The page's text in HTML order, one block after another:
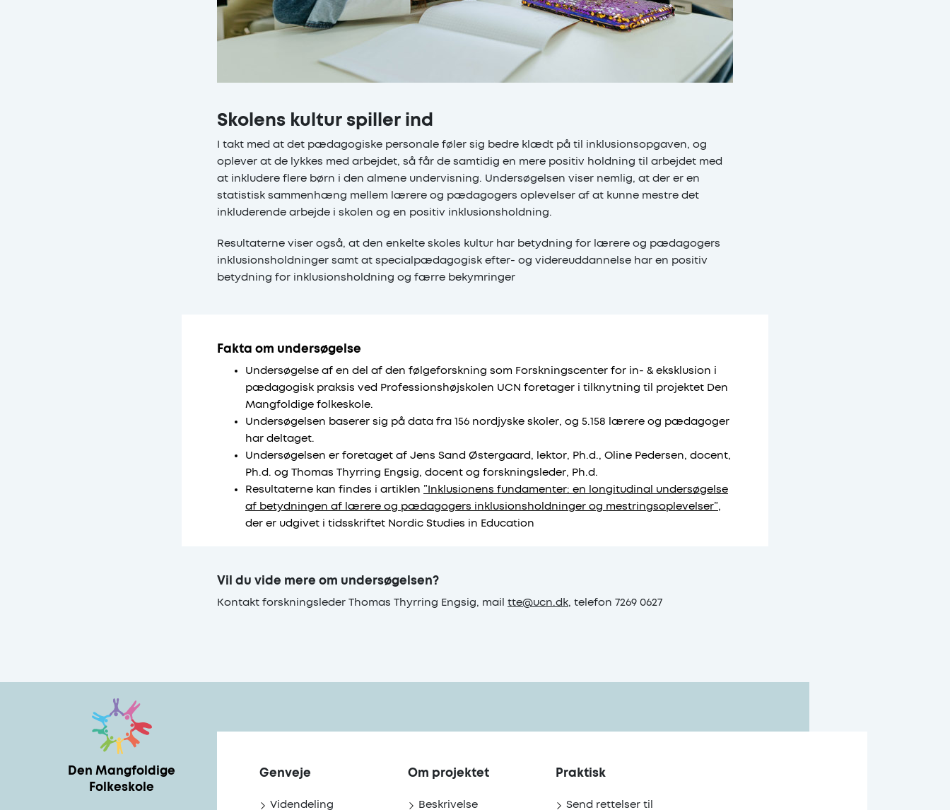
Skolens kultur spiller ind
I takt med at det pædagogiske personale føler sig bedre klædt på til inklusionsopgaven, og
oplever at de lykkes med arbejdet, så får de samtidig en mere positiv holdning til arbejdet med
at inkludere flere børn i den almene undervisning. Undersøgelsen viser nemlig, at der er en
statistisk sammenhæng mellem lærere og pædagogers oplevelser af at kunne mestre det
inkluderende arbejde i skolen og en positiv inklusionsholdning.
Resultaterne viser også, at den enkelte skoles kultur har betydning for lærere og pædagogers
inklusionsholdninger samt at specialpædagogisk efter- og videreuddannelse har en positiv
betydning for inklusionsholdning og færre bekymringer
Fakta om undersøgelse
Undersøgelse af en del af den følgeforskning som Forskningscenter for in- & eksklusion i
pædagogisk praksis ved Professionshøjskolen UCN foretager i tilknytning til projektet Den
Mangfoldige folkeskole.
Undersøgelsen baserer sig på data fra 156 nordjyske skoler, og 5.158 lærere og pædagoger
har deltaget.
Undersøgelsen er foretaget af Jens Sand Østergaard, lektor, Ph.d., Oline Pedersen, docent,
Ph.d. og Thomas Thyrring Engsig, docent og forskningsleder, Ph.d.
Resultaterne kan findes i artiklen ”Inklusionens fundamenter: en longitudinal undersøgelse
af betydningen af lærere og pædagogers inklusionsholdninger og mestringsoplevelser”,
der er udgivet i tidsskriftet Nordic Studies in Education
Vil du vide mere om undersøgelsen?
Kontakt forskningsleder Thomas Thyrring Engsig, mail tte@ucn.dk, telefon 7269 0627
Den Mangfoldige
Folkeskole
Genveje
Videndeling
Om projektet
Beskrivelse
Praktisk
Send rettelser til